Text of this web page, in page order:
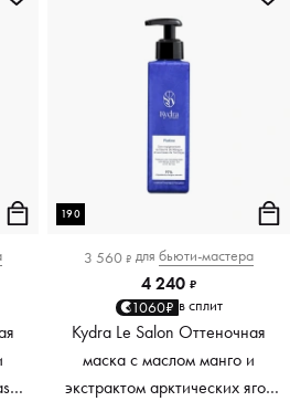
190
3 560 ₽ для бьюти-мастера
4 240 ₽
1060₽ в сплит
Kydra Le Salon Оттеночная
маска с маслом манго и
экстрактом арктических ягод